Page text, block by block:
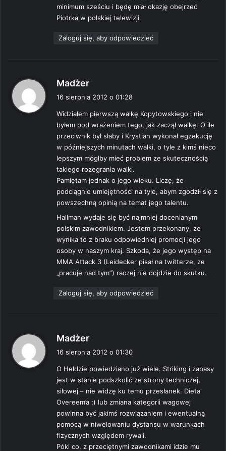
minimum sześciu i będę miał okazję obejrzeć
Piotrka w polskiej telewizji.
Zaloguj się, aby odpowiedzieć
Madżer
z
e
:
16 sierpnia 2012 o 01:28
Widziałem pierwszą walkę Kopytowskiego i nie
byłem pod wrażeniem tego, jak zaczął walkę. O ile
przeciwnik był słaby i Krystian wykonał egzekucję
w późniejszych minutach walki, o tyle z kimś nieco
lepszym mógłby mieć problem ze skutecznością
takiego rozegrania walki.
Pamiętam jednak o jego wieku. Liczę, że
podciągnie umiejętności na tyle, abym zgodził się z
powszechną opinią na temat jego talentu.
Hallman wydaje się być najmniej docenianym
polskim zawodnikiem. Jestem przekonany, że
wynika to z braku odpowiedniej promocji jego
osoby w naszym kraj. Szkoda, że jego występ na
MMA Attack 3 (Leidecker pisał na twitterze, że
„pracuje nad tym”) raczej nie dojdzie do skutku.
Zaloguj się, aby odpowiedzieć
Madżer
z
e
:
16 sierpnia 2012 o 01:30
O Heldzie powiedziano już wiele. Striking i zapasy
jest w stanie podszkolić ze strony techniczej,
siłowej – nie widzę ku temu przesłanek. Dieta
Overeem’a ;) lub zmiana kategorii wagowej
powinna być jakimś rozwiązaniem i ewentualną
pomocą w niwelowaniu dystansu w warunkach
fizycznych względem rywali.
Póki co, z przeciętnymi zawodnikami idzie mu